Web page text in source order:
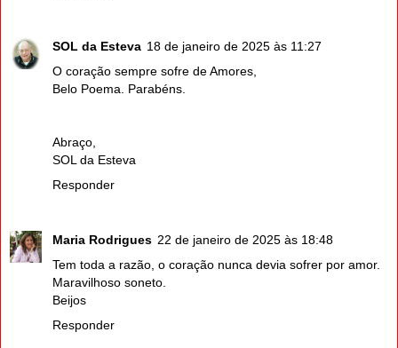
SOL da Esteva 18 de janeiro de 2025 às 11:27
O coração sempre sofre de Amores,
Belo Poema. Parabéns.
Abraço,
SOL da Esteva
Responder
Maria Rodrigues 22 de janeiro de 2025 às 18:48
Tem toda a razão, o coração nunca devia sofrer por amor.
Maravilhoso soneto.
Beijos
Responder